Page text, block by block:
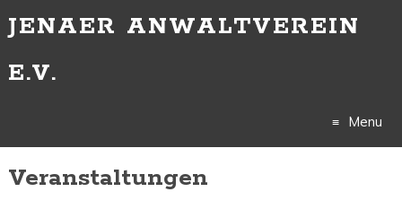
JENAER ANWALTVEREIN
E.V.
Menu
Veranstaltungen